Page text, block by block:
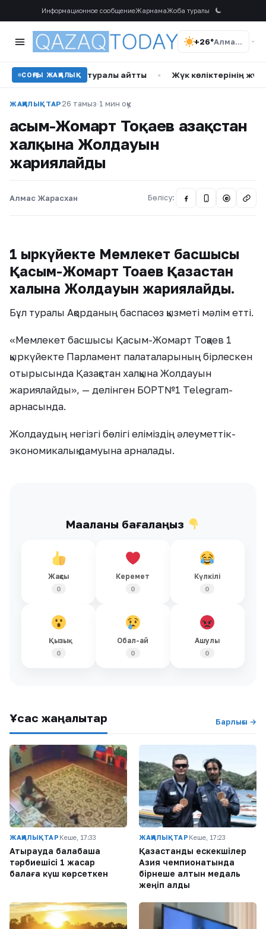
Информационное сообщениеЖарнамаЖоба туралы
+26° Алматы
СОҢҒЫ ЖАҢАЛЫҚ
ота туралы айтты • Жүк көліктерінің
ЖАҢАЛЫҚТАР 26 тамыз·1 мин оқу
Қасым-Жомарт Тоқаев Қазақстан
халқына Жолдауын
жариялайды
Алмас Жарасхан Бөлісу: @
1 қыркүйекте Мемлекет басшысы
Қасым-Жомарт Тоқаев Қазақстан
халқына Жолдауын жариялайды.
Бұл туралы Ақорданың баспасөз қызметі мәлім етті.
«Мемлекет басшысы Қасым-Жомарт Тоқаев 1
қыркүйекте Парламент палаталарының бірлескен
отырысында Қазақстан халқына Жолдауын
жариялайды», — делінген БОРТ№1 Telegram-
арнасында.
Жолдаудың негізгі бөлігі еліміздің әлеуметтік-
экономикалық дамуына арналады.
Мақаланы бағалаңыз
Жақсы
0
Керемет
0
Күлкілі
0
Қызық
0
Обал-ай
0
Ашулы
0
Ұқсас жаңалықтар Барлығы →
ЖАҢАЛЫҚТАР Кеше, 17:33
Атырауда балабақша
тәрбиешісі 1 жасар
балаға күш көрсеткен
ЖАҢАЛЫҚТАР Кеше, 17:23
Қазақстандық ескекшілер
Азия чемпионатында
бірнеше алтын медаль
жеңіп алды